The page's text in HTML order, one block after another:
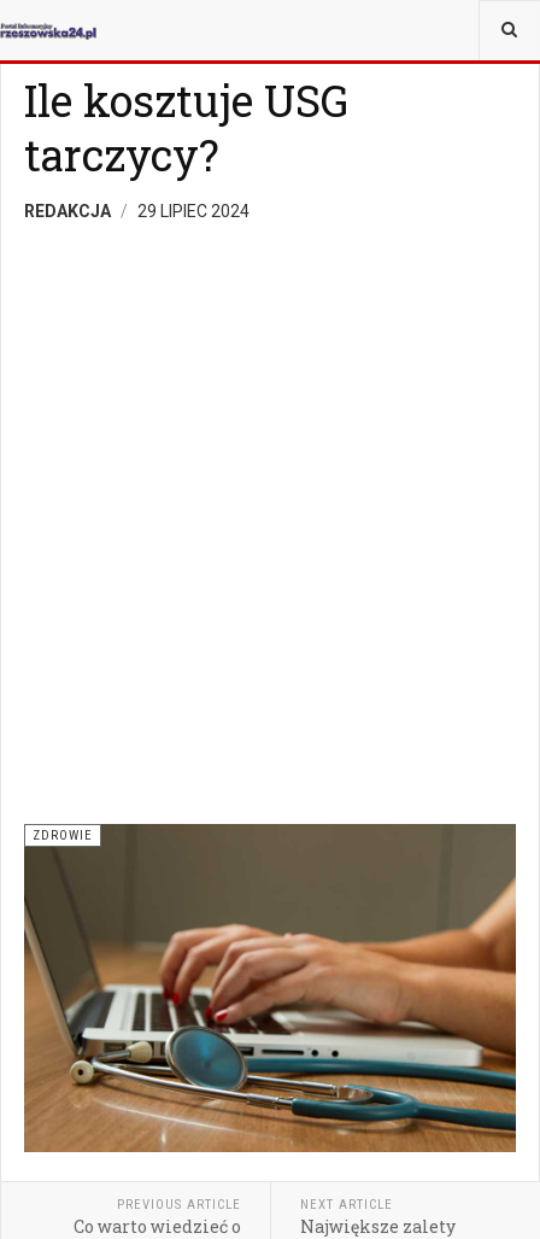
JESTEŚ TUTAJ:
Ile kosztuje USG
tarczycy?
REDAKCJA 29 LIPIEC 2024
ZDROWIE
PREVIOUS ARTICLE
Co warto wiedzieć o
NEXT ARTICLE
Największe zalety